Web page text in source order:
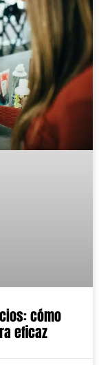
cómo
eficaz